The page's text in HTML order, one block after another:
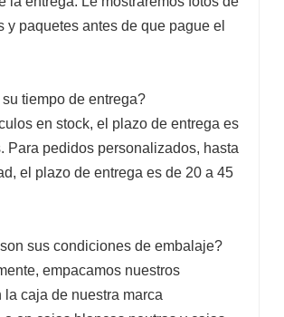
y paquetes antes de que pague el
tiempo de entrega?
en stock, el plazo de entrega es
Para pedidos personalizados, hasta
el plazo de entrega es de 20 a 45
sus condiciones de embalaje?
empacamos nuestros
la caja de nuestra marca